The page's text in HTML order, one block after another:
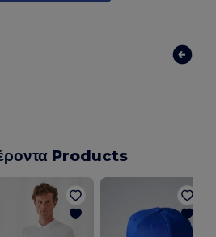
Products